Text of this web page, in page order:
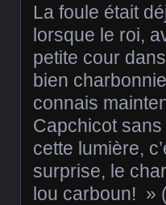
La foule était
lorsque le roi,
petite cour
bien
connais
Capchicot
cette lumière,
surprise, le
lou carboun! »